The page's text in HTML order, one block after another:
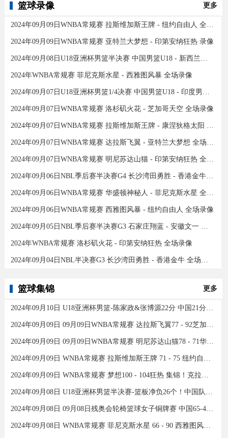
篮球录像 更多
2024年09月09日WNBA常规赛 拉斯维加斯王牌 - 纽约自由人 全场录像
2024年09月09日WNBA常规赛 亚特兰大梦想 - 印第安纳狂热 录像
2024年09月08日U18亚洲杯男篮半决赛 中国男篮U18 - 新西兰男篮U18 录像
2024年WNBA常规赛 菲尼克斯水星 - 西雅图风暴 全场录像
2024年09月07日U18亚洲杯男篮1/4决赛 中国男篮U18 - 印度男篮U18 录像
2024年09月07日WNBA常规赛 洛杉矶火花 - 芝加哥天空 全场录像
2024年09月07日WNBA常规赛 拉斯维加斯王牌 - 康涅狄格太阳 全场录像
2024年09月07日WNBA常规赛 达拉斯飞翼 - 亚特兰大梦想 全场录像
2024年09月07日WNBA常规赛 明尼苏达山猫 - 印第安纳狂热 全场录像
2024年09月06日NBL季后赛半决赛G4 长沙湾田勇胜 - 香港金牛 全场录像
2024年09月06日WNBA常规赛 华盛顿神秘人 - 菲尼克斯水星 全场录像
2024年09月06日WNBA常规赛 西雅图风暴 - 纽约自由人 全场录像
2024年09月05日NBL季后赛半决赛G3 石家庄翔蓝 - 安徽文一 全场录像
2024年WNBA常规赛 洛杉矶火花 - 印第安纳狂热 全场录像
2024年09月04日NBL半决赛G3 长沙湾田勇胜 - 香港金牛 全场录像
篮球集锦 更多
2024年09月10日 U18亚洲杯男篮-陈家政&张博源22分 中国21分大胜约旦夺季军！
2024年09月09日 09月09日WNBA常规赛 达拉斯飞翼77 - 92芝加哥天空 全场集锦
2024年09月09日 09月09日WNBA常规赛 明尼苏达山猫78 - 71华盛顿神秘人 全场集锦
2024年09月09日 WNBA常规赛 拉斯维加斯王牌 71 - 75 纽约自由人 全场集锦
2024年09月09日 WNBA常规赛 梦想100 - 104狂热 集锦！克拉克26分12助
2024年09月08日 U18亚洲杯男篮半决赛-篮板净负26个！中国队不敌新西兰
2024年09月08日 09月08日残奥会轮椅篮球女子铜牌赛 中国65-43加拿大 全场集锦
2024年09月08日 WNBA常规赛 菲尼克斯水星 66 - 90 西雅图风暴 全场集锦